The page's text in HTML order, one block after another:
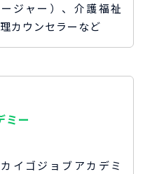
ジャー）、介護福祉
カウンセラーなど
ミー
イゴジョブアカデミ